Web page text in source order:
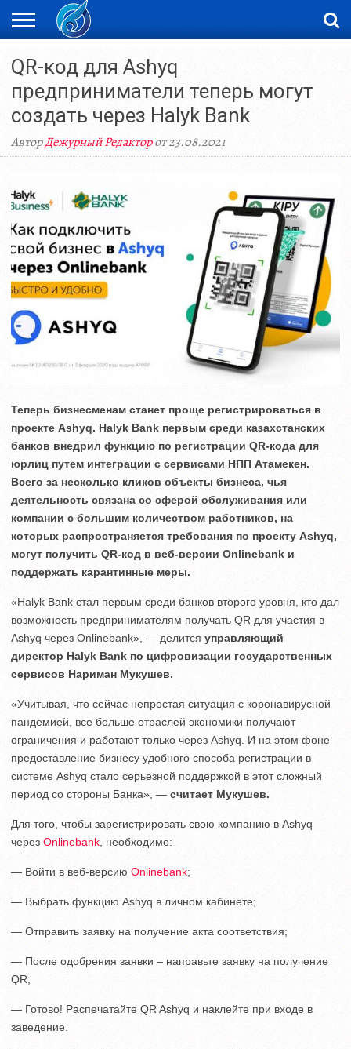
ЖАҢАЛЫҚТАР
НОВОСТИ
ВИДЕО
ФОТОРЕПОРТАЖИ
ОРКЕН
LIVETV
QR-код для Ashyq
предприниматели теперь могут
создать через Halyk Bank
АвторДежурный Редакторот 23.08.2021
Теперь бизнесменам станет проще регистрироваться в
проекте Ashyq. Halyk Bank первым среди казахстанских
банков внедрил функцию по регистрации QR-кода для
юрлиц путем интеграции с сервисами НПП Атамекен.
Всего за несколько кликов объекты бизнеса, чья
деятельность связана со сферой обслуживания или
компании с большим количеством работников, на
которых распространяется требования по проекту Ashyq,
могут получить QR-код в веб-версии Onlinebank и
поддержать карантинные меры.
«Halyk Bank стал первым среди банков второго уровня, кто дал
возможность предпринимателям получать QR для участия в
Ashyq через Onlinebank», — делится управляющий
директор Halyk Bank по цифровизации государственных
сервисов Нариман Мукушев.
«Учитывая, что сейчас непростая ситуация с коронавирусной
пандемией, все больше отраслей экономики получают
ограничения и работают только через Ashyq. И на этом фоне
предоставление бизнесу удобного способа регистрации в
системе Ashyq стало серьезной поддержкой в этот сложный
период со стороны Банка», — считает Мукушев.
Для того, чтобы зарегистрировать свою компанию в Ashyq
через Onlinebank , необходимо:
— Войти в веб-версию Onlinebank;
— Выбрать функцию Ashyq в личном кабинете;
— Отправить заявку на получение акта соответствия;
— После одобрения заявки – направьте заявку на получение
QR;
— Готово! Распечатайте QR Ashyq и наклейте при входе в
заведение.